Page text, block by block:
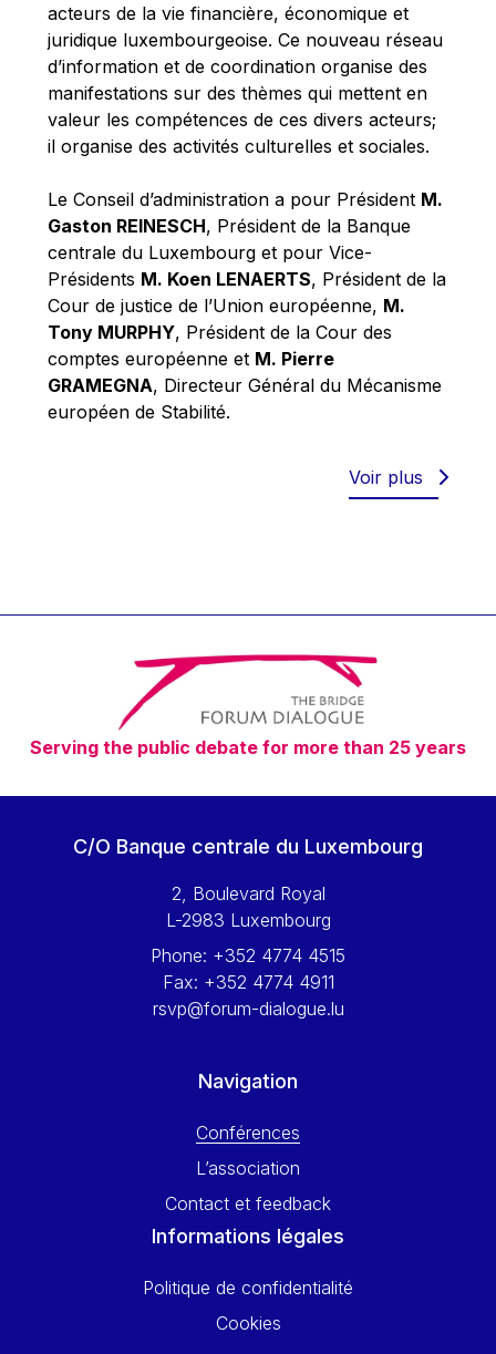
Mireille Delmas-Marty
Nobuo Tanaka
Otmar Issing
Paolo Mengozzi
Paschal Donohoe
Pat Cox
Patrizia Nanz
Philippe Maystadt
Pierre Gramegna
Richard Pelly
Robert Goebbels
Robert REYNDERS
Timothy Radcliffe
Vaclav Klaus
Vassilios Skouris
Vítor Manuel da Silva Caldeira
Viviane Reding
Walter Hagg
Wolfgang Ketterle
Yossi Beillin
Yves FRANCHET
acteurs de la vie financière, économique et
juridique luxembourgeoise. Ce nouveau réseau
d’information et de coordination organise des
manifestations sur des thèmes qui mettent en
valeur les compétences de ces divers acteurs;
il organise des activités culturelles et sociales.
Le Conseil d’administration a pour Président M.
Gaston REINESCH, Président de la Banque
centrale du Luxembourg et pour Vice-
Présidents M. Koen LENAERTS, Président de la
Cour de justice de l’Union européenne, M.
Tony MURPHY, Président de la Cour des
comptes européenne et M. Pierre
GRAMEGNA, Directeur Général du Mécanisme
européen de Stabilité.
Voir plus
Serving the public debate for more than 25 years
C/O Banque centrale du Luxembourg
2, Boulevard Royal
L-2983 Luxembourg
Phone: +352 4774 4515
Fax: +352 4774 4911
rsvp@forum-dialogue.lu
Navigation
Conférences
L’association
Contact et feedback
Informations légales
Politique de confidentialité
Cookies